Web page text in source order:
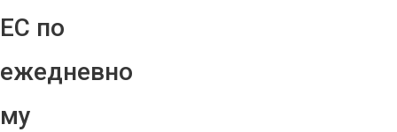
ЕС по
ежедневно
му